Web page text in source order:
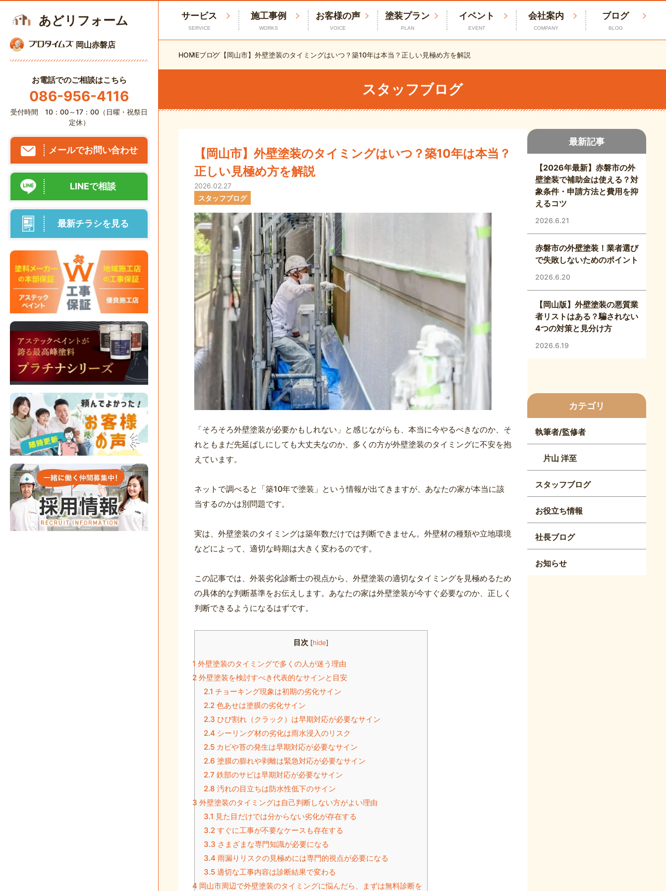
あどリフォーム
岡山赤磐店
お電話でのご相談はこちら
086-956-4116
受付時間 10：00～17：00（日曜・祝祭日
定休）
メールでお問い合わせ
LINEで相談
最新チラシを見る
サービス
SERVICE
施工事例
WORKS
お客様の声
VOICE
塗装プラン
PLAN
イベント
EVENT
会社案内
COMPANY
ブログ
BLOG
HOMEブログ 【岡山市】外壁塗装のタイミングはいつ？築10年は本当？正しい見極め方を解説
スタッフブログ
【岡山市】外壁塗装のタイミングはいつ？築10年は本当？
正しい見極め方を解説
2026.02.27
スタッフブログ
「そろそろ外壁塗装が必要かもしれない」と感じながらも、本当に今やるべきなのか、そ
れともまだ先延ばしにしても大丈夫なのか、多くの方が外壁塗装のタイミングに不安を抱
えています。
ネットで調べると「築10年で塗装」という情報が出てきますが、あなたの家が本当に該
当するのかは別問題です。
実は、外壁塗装のタイミングは築年数だけでは判断できません。外壁材の種類や立地環境
などによって、適切な時期は大きく変わるのです。
この記事では、外装劣化診断士の視点から、外壁塗装の適切なタイミングを見極めるため
の具体的な判断基準をお伝えします。あなたの家は外壁塗装が今すぐ必要なのか、正しく
判断できるようになるはずです。
目次 [hide]
1 外壁塗装のタイミングで多くの人が迷う理由
2外壁塗装を検討すべき代表的なサインと目安
2.1 チョーキング現象は初期の劣化サイン
2.2色あせは塗膜の劣化サイン
2.3 ひび割れ（クラック）は早期対応が必要なサイン
2.4 シーリング材の劣化は雨水浸入のリスク
2.5カビや苔の発生は早期対応が必要なサイン
2.6 塗膜の膨れや剥離は緊急対応が必要なサイン
2.7 鉄部のサビは早期対応が必要なサイン
2.8 汚れの目立ちは防水性低下のサイン
3 外壁塗装のタイミングは自己判断しない方がよい理由
3.1 見た目だけでは分からない劣化が存在する
3.2すぐに工事が不要なケースも存在する
3.3 さまざまな専門知識が必要になる
3.4 雨漏りリスクの見極めには専門的視点が必要になる
3.5適切な工事内容は診断結果で変わる
4 岡山市周辺で外壁塗装のタイミングに悩んだら、まずは無料診断を
最新記事
【2026年最新】赤磐市の外
壁塗装で補助金は使える？対
象条件・申請方法と費用を抑
えるコツ
2026.6.21
赤磐市の外壁塗装！業者選び
で失敗しないためのポイント
2026.6.20
【岡山版】外壁塗装の悪質業
者リストはある？騙されない
4つの対策と見分け方
2026.6.19
カテゴリ
執筆者/監修者
片山 洋至
スタッフブログ
お役立ち情報
社長ブログ
お知らせ